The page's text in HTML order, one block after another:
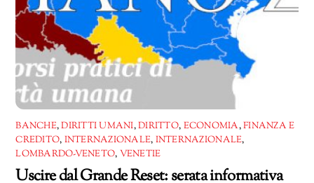
BANCHE,DIRITTI UMANI,DIRITTO, ECONOMIA,FINANZA E
CREDITO, INTERNAZIONALE, INTERNAZIONALE,
LOMBARDO-VENETO, VENETIE
Uscire dal Grande Reset: serata informativa